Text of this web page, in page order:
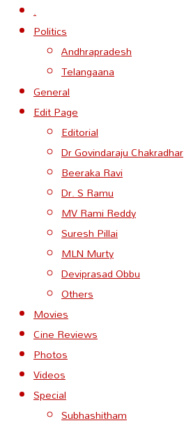
.
Politics
Andhrapradesh
Telangaana
General
Edit Page
Editorial
Dr Govindaraju Chakradhar
Beeraka Ravi
Dr. S Ramu
MV Rami Reddy
Suresh Pillai
MLN Murty
Deviprasad Obbu
Others
Movies
Cine Reviews
Photos
Videos
Special
Subhashitham